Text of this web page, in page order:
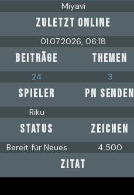
Miyavi
ZULETZT ONLINE
01.07.2026, 06:18
BEITRÄGE
24
THEMEN
3
SPIELER
Riku
PN SENDEN
STATUS
Bereit für Neues
ZEICHEN
4.500
ZITAT